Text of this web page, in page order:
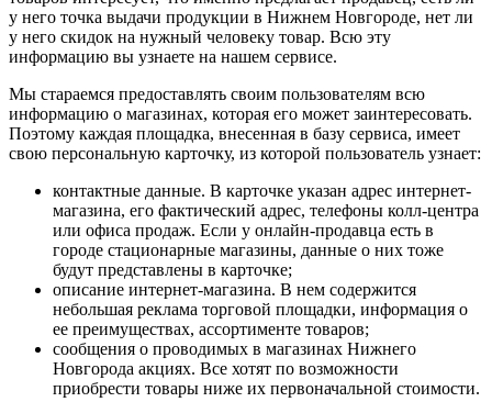
у него точка выдачи продукции в Нижнем Новгороде, нет ли
у него скидок на нужный человеку товар. Всю эту
информацию вы узнаете на нашем сервисе.
Мы стараемся предоставлять своим пользователям всю
информацию о магазинах, которая его может заинтересовать.
Поэтому каждая площадка, внесенная в базу сервиса, имеет
свою персональную карточку, из которой пользователь узнает:
контактные данные. В карточке указан адрес интернет-
магазина, его фактический адрес, телефоны колл-центра
или офиса продаж. Если у онлайн-продавца есть в
городе стационарные магазины, данные о них тоже
будут представлены в карточке;
описание интернет-магазина. В нем содержится
небольшая реклама торговой площадки, информация о
ее преимуществах, ассортименте товаров;
сообщения о проводимых в магазинах Нижнего
Новгорода акциях. Все хотят по возможности
приобрести товары ниже их первоначальной стоимости.